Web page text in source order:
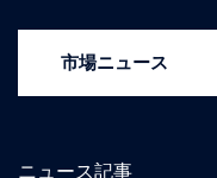
市場ニュース
ニュース記事